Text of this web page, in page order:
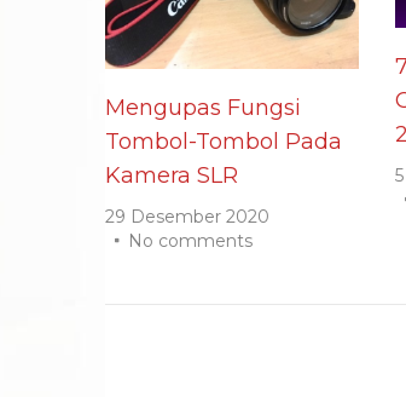
Mengupas Fungsi
Tombol-Tombol Pada
Kamera SLR
29 Desember 2020
No comments